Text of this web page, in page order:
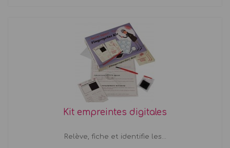
Kit empreintes digitales
Relève, fiche et identifie les...